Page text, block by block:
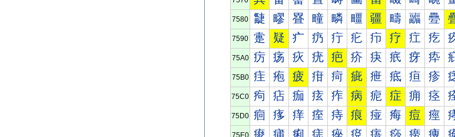
7580 疀 疁 疂 疃 疄 疅 疆 疇 疈 疉
7590 疐 疑 疒 疓 疔 疕 疖 疗 疘 疙
75A0 疠 疡 疢 疣 疤 疥 疦 疧 疨 疩
75B0 疰 疱 疲 疳 疴 疵 疶 疷 疸 疹
75C0 痀 痁 痂 痃 痄 病 痆 症 痈 痉
75D0 痐 痑 痒 痓 痔 痕 痖 痗 痘 痙
75E0 痠 痡 痢 痣 痤 痥 痦 痧 痨 痩